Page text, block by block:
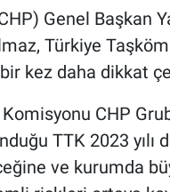
Genel Başkan
Türkiye
kez daha dikkat
CHP
TTK 2023
ve kurumda